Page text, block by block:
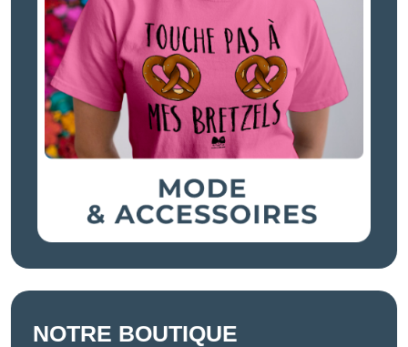
NOTRE BOUTIQUE